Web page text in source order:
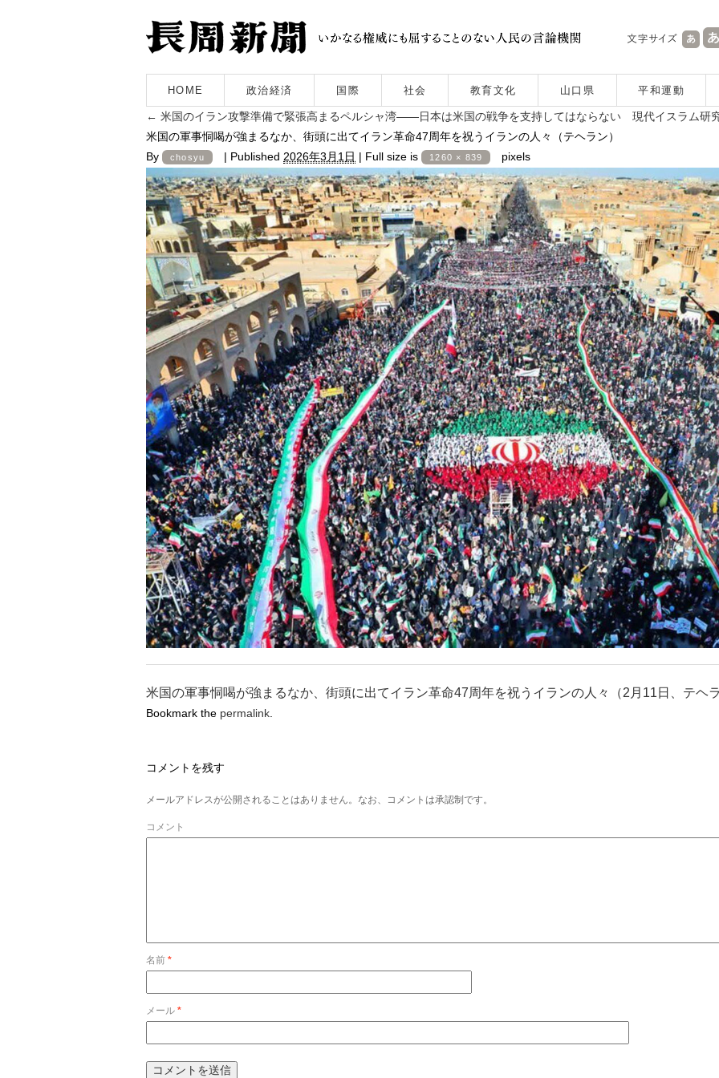
HOME 政治経済 国際 社会 教育文化 山口県 平和運動
← 米国のイラン攻撃準備で緊張高まるペルシャ湾――日本は米国の戦争を支持してはならない 現代イスラム研
米国の軍事恫喝が強まるなか、街頭に出てイラン革命47周年を祝うイランの人々（テヘラン）
By
chosyu | Published 2026年3月1日 | Full size is 1260 × 839 pixels
米国の軍事恫喝が強まるなか、街頭に出てイラン革命47周年を祝うイランの人々（2月11日、テヘ
Bookmark the permalink.
コメントを残す
メールアドレスが公開されることはありません。なお、コメントは承認制です。
コメント
名前 *
メール *